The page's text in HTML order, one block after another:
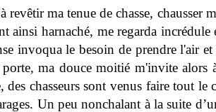
revêtir ma tenue de chasse,
ainsi harnaché, me regarda
invoqua le besoin de prendre l'air
ma douce moitié m'invite alors
des chasseurs sont venus faire tout le
Un peu nonchalant à la suite